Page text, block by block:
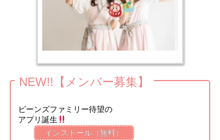
NEW!!【メンバー募集】
ビーンズファミリー待望の
アプリ誕生
インストール（無料）